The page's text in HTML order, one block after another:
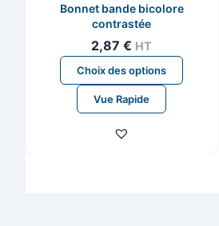
Bonnet bande bicolore
contrastée
2,87 € HT
Choix des options
Ce
produit
Vue Rapide